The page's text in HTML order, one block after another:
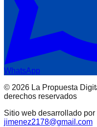
WhatsApp
© 2026 La Propuesta
derechos reservados
Sitio web desarrollado por
jimenez2178@gmail.com